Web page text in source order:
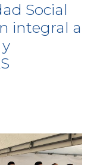
Social
integral a